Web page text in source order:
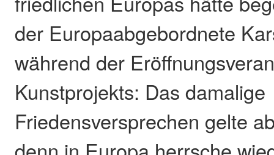
der Europaabgebordnete
während der
Kunstprojekts: Das damalige
Friedensversprechen gelte